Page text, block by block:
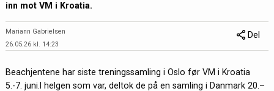
inn mot VM i Kroatia.
Mariann Gabrielsen
26.05.26 kl. 14:23
Del
Beachjentene har siste treningssamling i Oslo før VM i Kroatia
5.-7. juni.I helgen som var, deltok de på en samling i Danmark 20.–